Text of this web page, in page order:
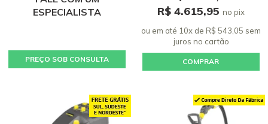
ESPECIALISTA
PREÇO SOB CONSULTA
R$ 4.615,95 no pix
ou em até 10x de R$ 543,05 sem
juros no cartão
COMPRAR